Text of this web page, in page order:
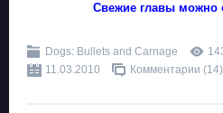
Свежие главы можно
Dogs: Bullets and Carnage
11.03.2010
Комментарии (14)